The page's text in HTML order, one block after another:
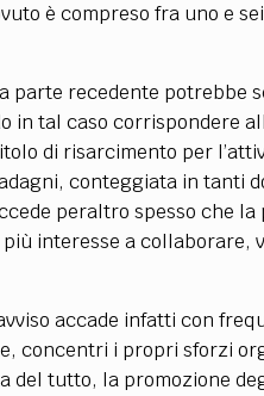
è compreso fra uno e
parte recedente potrebbe
in tal caso corrispondere
di risarcimento per
conteggiata in tanti
peraltro spesso che
interesse a collaborare,
accade infatti con
concentri i propri sforzi
del tutto, la promozione